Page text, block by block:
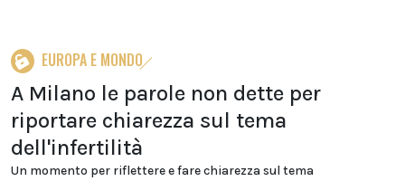
EUROPA E MONDO
A Milano le parole non dette per
riportare chiarezza sul tema
dell'infertilità
Un momento per riflettere e fare chiarezza sul tema